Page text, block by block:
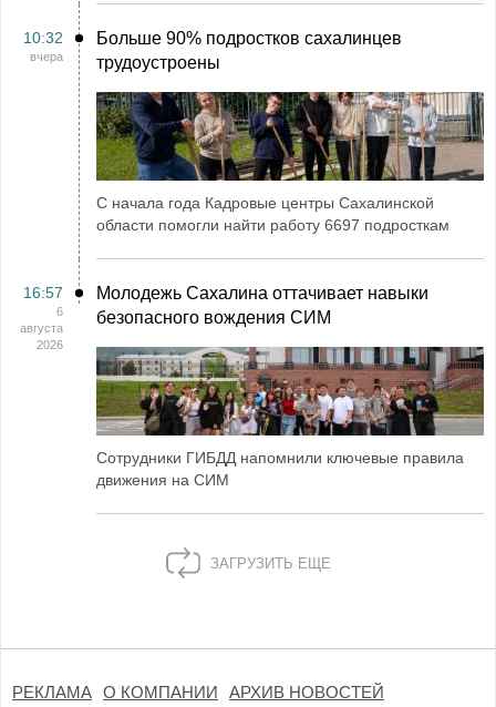
10:32
вчера
Больше 90% подростков сахалинцев
трудоустроены
С начала года Кадровые центры Сахалинской
области помогли найти работу 6697 подросткам
16:57
6
августа
2026
Молодежь Сахалина оттачивает навыки
безопасного вождения СИМ
Сотрудники ГИБДД напомнили ключевые правила
движения на СИМ
ЗАГРУЗИТЬ ЕЩЕ
РЕКЛАМА О КОМПАНИИ АРХИВ НОВОСТЕЙ